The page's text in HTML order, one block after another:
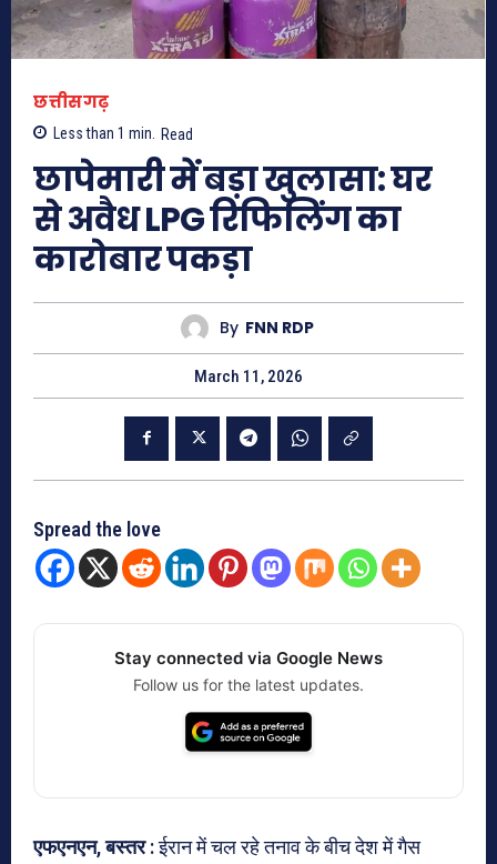
छत्तीसगढ़
Less than 1 min. Read
छापेमारी में बड़ा खुलासा: घर
से अवैध LPG रिफिलिंग का
कारोबार पकड़ा
By FNN RDP
March 11, 2026
Spread the love
Stay connected via Google News
Follow us for the latest updates.
एफएनएन, बस्तर :ईरान में चल रहे तनाव के बीच देश में गैस